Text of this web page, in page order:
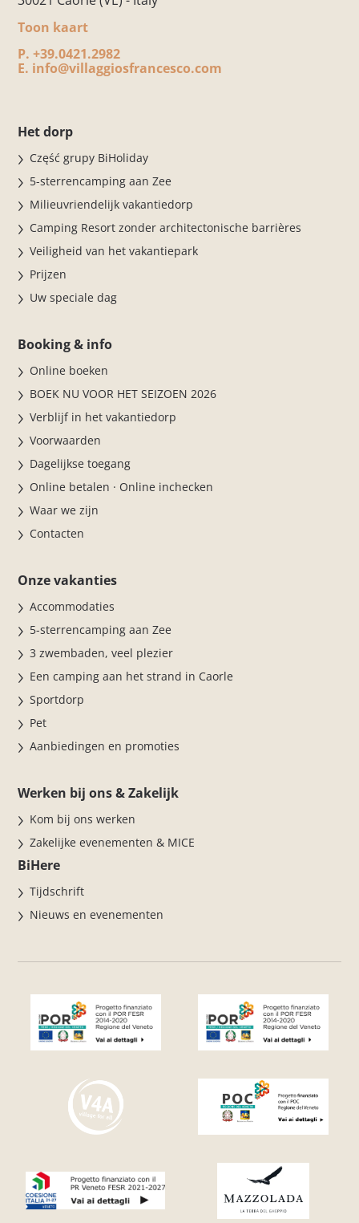
Toon kaart
P. +39.0421.2982
E. info@villaggiosfrancesco.com
Het dorp
Część grupy BiHoliday
5-sterrencamping aan Zee
Milieuvriendelijk vakantiedorp
Camping Resort zonder architectonische barrières
Veiligheid van het vakantiepark
Prijzen
Uw speciale dag
Booking & info
Online boeken
BOEK NU VOOR HET SEIZOEN 2026
Verblijf in het vakantiedorp
Voorwaarden
Dagelijkse toegang
Online betalen · Online inchecken
Waar we zijn
Contacten
Onze vakanties
Accommodaties
5-sterrencamping aan Zee
3 zwembaden, veel plezier
Een camping aan het strand in Caorle
Sportdorp
Pet
Aanbiedingen en promoties
Werken bij ons & Zakelijk
Kom bij ons werken
Zakelijke evenementen & MICE
BiHere
Tijdschrift
Nieuws en evenementen